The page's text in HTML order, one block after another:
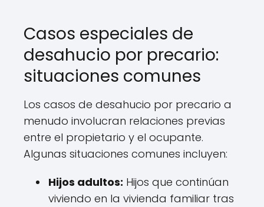
Casos especiales de
desahucio por precario:
situaciones comunes
Los casos de desahucio por precario a
menudo involucran relaciones previas
entre el propietario y el ocupante.
Algunas situaciones comunes incluyen:
Hijos adultos: Hijos que continúan
viviendo en la vivienda familiar tras